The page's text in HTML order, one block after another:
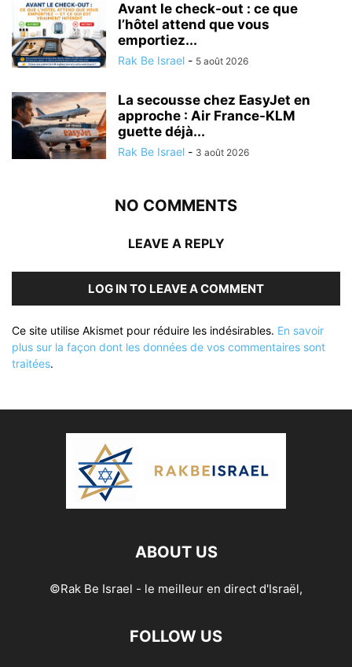
Avant le check-out : ce que
l’hôtel attend que vous
emportiez...
Rak Be Israel - 5 août 2026
La secousse chez EasyJet en
approche : Air France-KLM
guette déjà...
Rak Be Israel - 3 août 2026
NO COMMENTS
LEAVE A REPLY
LOG IN TO LEAVE A COMMENT
Ce site utilise Akismet pour réduire les indésirables. En savoir
plus sur la façon dont les données de vos commentaires sont
traitées.
ABOUT US
©Rak Be Israel - le meilleur en direct d'Israël,
FOLLOW US